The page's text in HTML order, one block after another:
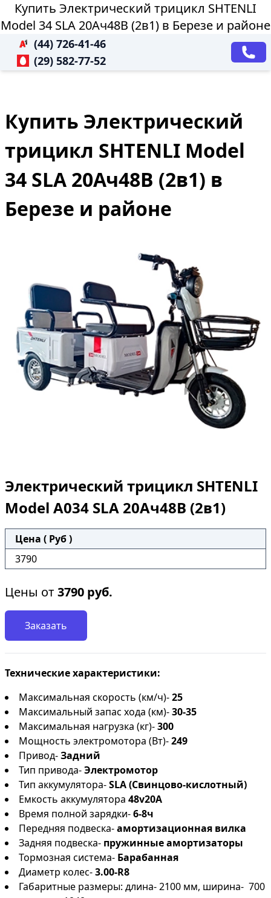
Купить Электрический трицикл SHTENLI
Model 34 SLA 20Ач48В (2в1) в Березе и районе
(44) 726-41-46
(29) 582-77-52
Купить Электрический
трицикл SHTENLI Model
34 SLA 20Ач48В (2в1) в
Березе и районе
Электрический трицикл SHTENLI
Model А034 SLA 20Ач48В (2в1)
Цена ( Руб )
3790
Цены от3790 руб.
Заказать
Технические характеристики:
Максимальная скорость (км/ч)-25
Максимальный запас хода (км)-30-35
Максимальная нагрузка (кг)-300
Мощность электромотора (Вт)-249
Привод-Задний
Тип привода-Электромотор
Тип аккумулятора-SLA (Свинцово-кислотный)
Емкость аккумулятора 48v20A
Время полной зарядки-6-8ч
Передняя подвеска-амортизационная вилка
Задняя подвеска- пружинные амортизаторы
Тормозная система- Барабанная
Диаметр колес-3.00-R8
Габаритные размеры: длина- 2100 мм, ширина- 700